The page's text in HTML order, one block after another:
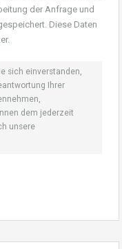
der Anfrage und
Diese Daten
sich einverstanden,
Ihrer
dem jederzeit
unsere